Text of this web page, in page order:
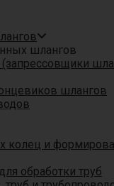
шлангов
колец и
обработки труб